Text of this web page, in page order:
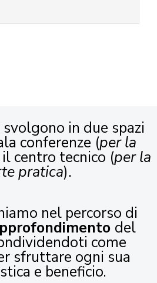
in due spazi
conferenze (per la
il centro tecnico (per la
pratica).
nel percorso di
del
come
sfruttare ogni sua
e beneficio.